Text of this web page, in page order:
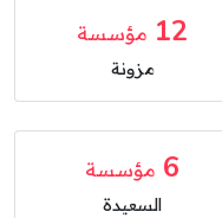
12 مؤسسة
مزونة
6 مؤسسة
السعيدة